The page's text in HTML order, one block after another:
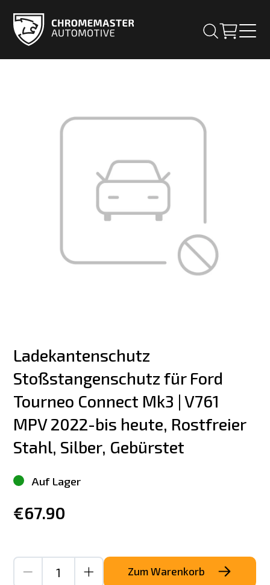
Ladekantenschutz
Stoßstangenschutz für Ford
Tourneo Connect Mk3 | V761
MPV 2022-bis heute, Rostfreier
Stahl, Silber, Gebürstet
Auf Lager
€67.90
Zum Warenkorb